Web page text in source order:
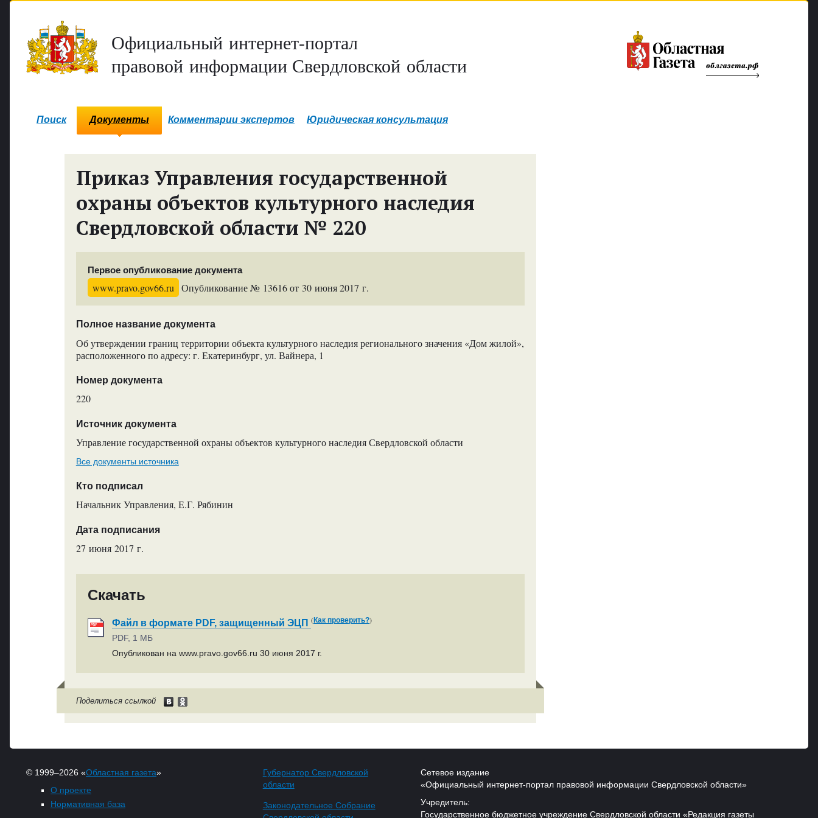
Официальный интернет-портал
правовой информации Свердловской области
Поиск Документы Комментарии экспертов Юридическая консультация
Приказ Управления государственной
охраны объектов культурного наследия
Свердловской области № 220
Первое опубликование документа
www.pravo.gov66.ru Опубликование № 13616 от 30 июня 2017 г.
Полное название документа
Об утверждении границ территории объекта культурного наследия регионального значения «Дом жилой»,
расположенного по адресу: г. Екатеринбург, ул. Вайнера, 1
Номер документа
220
Источник документа
Управление государственной охраны объектов культурного наследия Свердловской области
Все документы источника
Кто подписал
Начальник Управления, Е.Г. Рябинин
Дата подписания
27 июня 2017 г.
Скачать
Файл в формате PDF, защищенный ЭЦП (Как проверить?)
PDF, 1 МБ
Опубликован на www.pravo.gov66.ru 30 июня 2017 г.
Поделиться ссылкой
© 1999–2026 «Областная газета»
О проекте
Нормативная база
Губернатор Свердловской
области
Законодательное Собрание
Сетевое издание
«Официальный интернет-портал правовой информации Свердловской области»
Учредитель:
Государственное бюджетное учреждение Свердловской области «Редакция газеты